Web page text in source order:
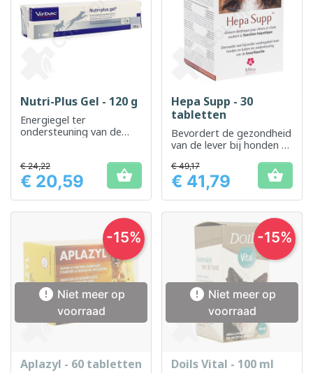
Nutri-Plus Gel - 120 g
Energiegel ter
ondersteuning van de
Prijs
€ 24,22
€ 20,59 
Hepa Supp - 30
tabletten
Bevordert de gezondheid
van de lever bij honden en
Prijs
€ 49,17
€ 41,79 
 Niet meer op
voorraad
Aplazyl - 60 tabletten
-15%
 Niet meer op
voorraad
Doils Vital - 100 ml
-15%